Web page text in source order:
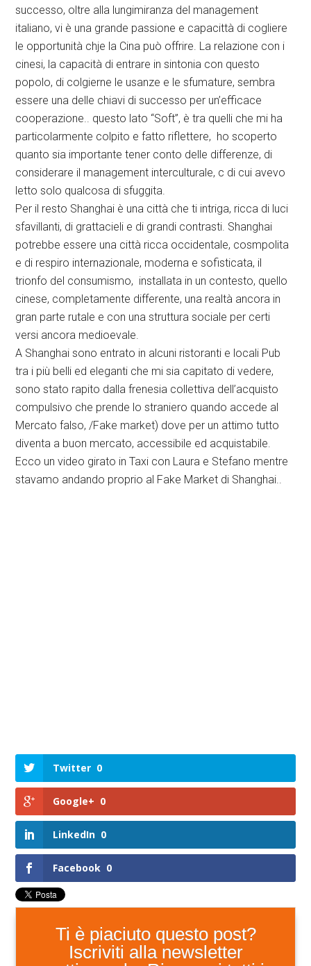
successo, oltre alla lungimiranza del management
italiano, vi è una grande passione e capacittà di cogliere
le opportunità chje la Cina può offrire. La relazione con i
cinesi, la capacità di entrare in sintonia con questo
popolo, di colgierne le usanze e le sfumature, sembra
essere una delle chiavi di successo per un’efficace
cooperazione.. questo lato “Soft”, è tra quelli che mi ha
particolarmente colpito e fatto riflettere, ho scoperto
quanto sia importante tener conto delle differenze, di
considerare il management interculturale, c di cui avevo
letto solo qualcosa di sfuggita.
Per il resto Shanghai è una città che ti intriga, ricca di luci
sfavillanti, di grattacieli e di grandi contrasti. Shanghai
potrebbe essere una città ricca occidentale, cosmpolita
e di respiro internazionale, moderna e sofisticata, il
trionfo del consumismo, installata in un contesto, quello
cinese, completamente differente, una realtà ancora in
gran parte rutale e con una struttura sociale per certi
versi ancora medioevale.
A Shanghai sono entrato in alcuni ristoranti e locali Pub
tra i più belli ed eleganti che mi sia capitato di vedere,
sono stato rapito dalla frenesia collettiva dell’acquisto
compulsivo che prende lo straniero quando accede al
Mercato falso, /Fake market) dove per un attimo tutto
diventa a buon mercato, accessibile ed acquistabile.
Ecco un video girato in Taxi con Laura e Stefano mentre
stavamo andando proprio al Fake Market di Shanghai..
Twitter 0
Google+ 0
LinkedIn 0
Facebook 0
Ti è piaciuto questo post?
Iscriviti alla newsletter